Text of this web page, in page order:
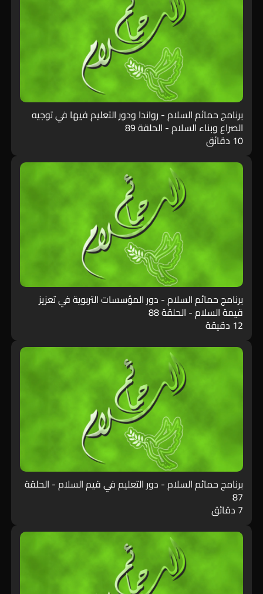
برنامج حمائم السلام - رواندا ودور التعليم فيها في توجيه
الصراع وبناء السلام - الحلقة 89
10 دقائق
برنامج حمائم السلام - دور المؤسسات التربوية في تعزيز
قيمة السلام - الحلقة 88
12 دقيقة
برنامج حمائم السلام - دور التعليم في قيم السلام - الحلقة
87
7 دقائق